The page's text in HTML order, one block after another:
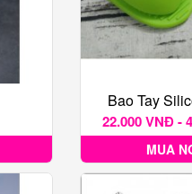
Bao Tay
22.000 VNĐ -
MUA